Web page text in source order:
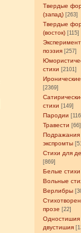
Твердые
(запад) [263]
Твердые
(восток) [115]
поэзия [257]
стихи [2101]
[2369]
стихи [149]
Пародии
Травести [66]
Подражания
экспромты
Стихи для
[869]
Белые стихи
Вольные
Верлибры
прозе [22]
Одностишия
двустишия